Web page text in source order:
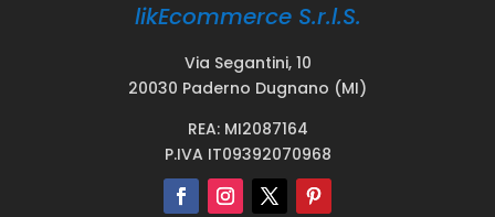
likEcommerce S.r.l.S.
Via Segantini, 10
20030 Paderno Dugnano (MI)
REA: MI2087164
P.IVA IT09392070968